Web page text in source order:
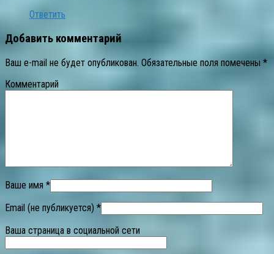
Ответить
Добавить комментарий
Ваш e-mail не будет опубликован. Обязательные поля помечены *
Комментарий
Ваше имя *
Email (не публикуется) *
Ваша страница в социальной сети